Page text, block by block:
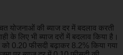
योजनाओं की ब्याज दर में बदलाव करती
के लिए भी ब्याज दरों में बदलाव किया है।
को 0.20 फीसदी बढ़ाकर 8.2% किया गया